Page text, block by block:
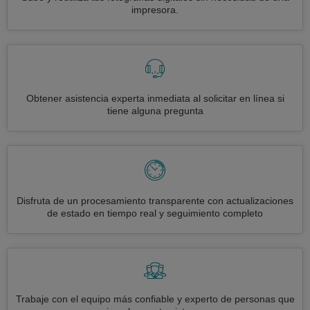
impresora.
Obtener asistencia experta inmediata al solicitar en línea si
tiene alguna pregunta
Disfruta de un procesamiento transparente con actualizaciones
de estado en tiempo real y seguimiento completo
Trabaje con el equipo más confiable y experto de personas que